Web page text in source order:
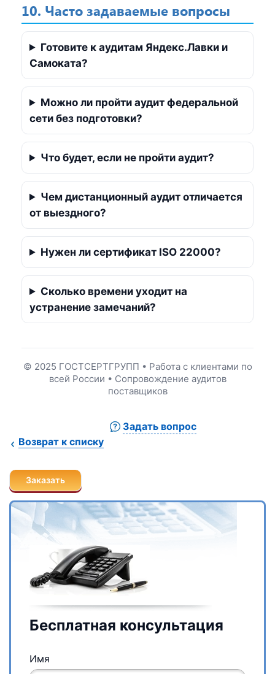
10. Часто задаваемые вопросы
Готовите к аудитам Яндекс.Лавки и
Самоката?
Можно ли пройти аудит федеральной
сети без подготовки?
Что будет, если не пройти аудит?
Чем дистанционный аудит отличается
от выездного?
Нужен ли сертификат ISO 22000?
Сколько времени уходит на
устранение замечаний?
© 2025 ГОСТСЕРТГРУПП • Работа с клиентами по
всей России • Сопровождение аудитов
поставщиков
Возврат к списку
Задать вопрос
Заказать
Бесплатная консультация
Имя